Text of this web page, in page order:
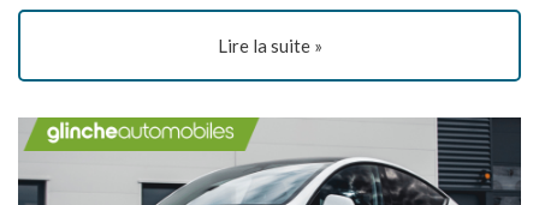
Lire la suite »